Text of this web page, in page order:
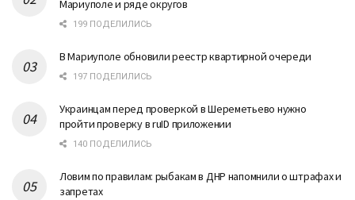
Мариуполе и ряде округов
199 ПОДЕЛИЛИСЬ
В Мариуполе обновили реестр квартирной очереди
197 ПОДЕЛИЛИСЬ
Украинцам перед проверкой в Шереметьево нужно
пройти проверку в ruID приложении
140 ПОДЕЛИЛИСЬ
Ловим по правилам: рыбакам в ДНР напомнили о штрафах и
запретах